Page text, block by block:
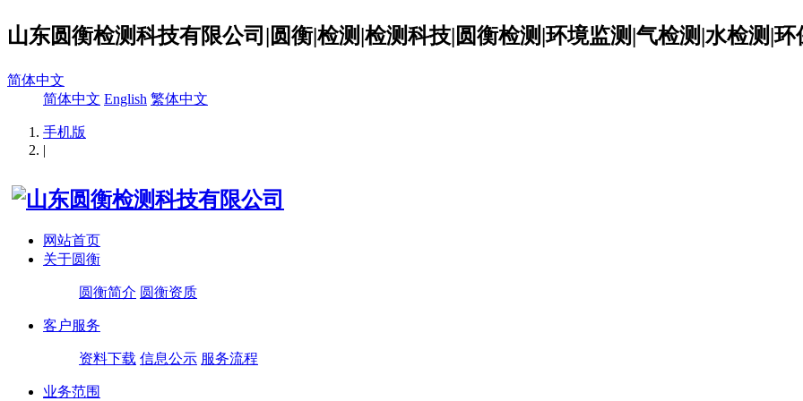
山东圆衡检测科技有限公司|圆衡|检测|检测科技|圆衡检测|环境监测|气检测|水检测|环
简体中文
简体中文 English 繁体中文
手机版
|
网站首页
关于圆衡
圆衡简介 圆衡资质
客户服务
资料下载 信息公示 服务流程
业务范围